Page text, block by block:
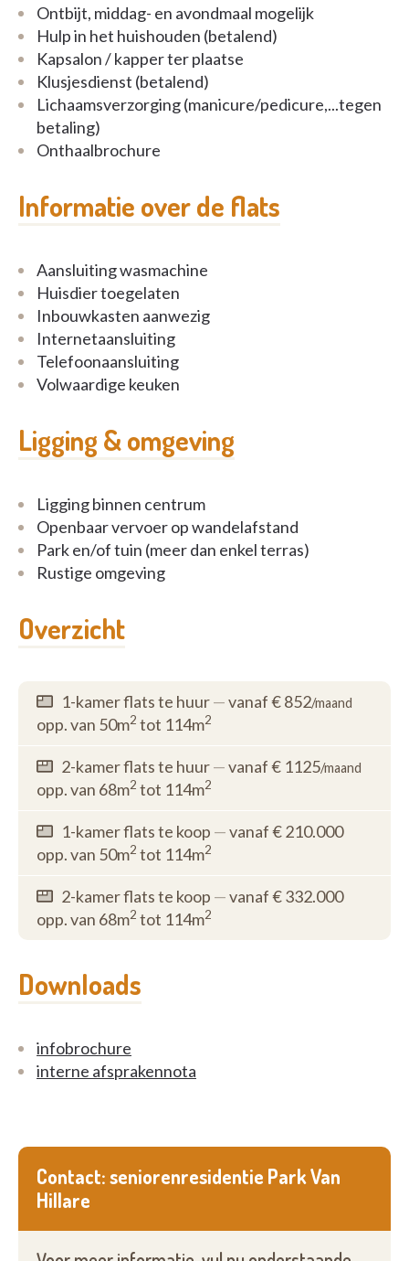
Ontbijt, middag- en avondmaal mogelijk
Hulp in het huishouden (betalend)
Kapsalon / kapper ter plaatse
Klusjesdienst (betalend)
Lichaamsverzorging (manicure/pedicure,...tegen
betaling)
Onthaalbrochure
Informatie over de flats
Aansluiting wasmachine
Huisdier toegelaten
Inbouwkasten aanwezig
Internetaansluiting
Telefoonaansluiting
Volwaardige keuken
Ligging & omgeving
Ligging binnen centrum
Openbaar vervoer op wandelafstand
Park en/of tuin (meer dan enkel terras)
Rustige omgeving
Overzicht
1-kamer flats te huur—vanaf € 852/maand
opp. van 50m2 tot 114m2
2-kamer flats te huur—vanaf € 1125/maand
opp. van 68m2 tot 114m2
1-kamer flats te koop —vanaf € 210.000
opp. van 50m2 tot 114m2
2-kamer flats te koop —vanaf € 332.000
opp. van 68m2 tot 114m2
Downloads
infobrochure
interne afsprakennota
Contact: seniorenresidentie Park Van
Hillare